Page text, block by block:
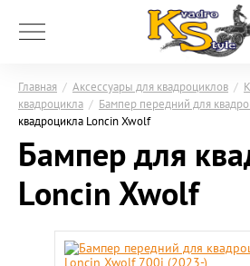
Главная / Аксессуары для квадроциклов /
квадроцикла / Бампер передний для
квадроцикла Loncin Xwolf
Бампер для
Loncin Xwolf